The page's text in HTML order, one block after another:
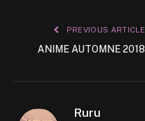
PREVIOUS ARTICLE
ANIME AUTOMNE 2018
Ruru